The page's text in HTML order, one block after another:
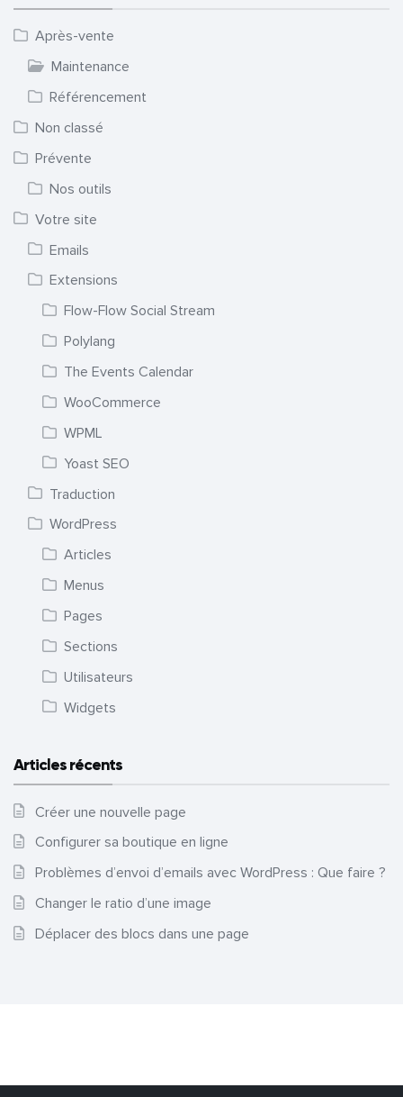
Après-vente
Maintenance
Référencement
Non classé
Prévente
Nos outils
Votre site
Emails
Extensions
Flow-Flow Social Stream
Polylang
The Events Calendar
WooCommerce
WPML
Yoast SEO
Traduction
WordPress
Articles
Menus
Pages
Sections
Utilisateurs
Widgets
Articles récents
Créer une nouvelle page
Configurer sa boutique en ligne
Problèmes d’envoi d’emails avec WordPress : Que faire ?
Changer le ratio d’une image
Déplacer des blocs dans une page